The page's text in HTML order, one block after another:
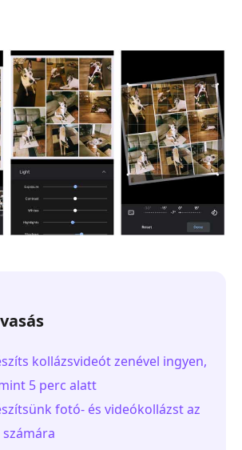
kollázsvideót zenével ingyen,
5 perc alatt
fotó- és videókollázst az